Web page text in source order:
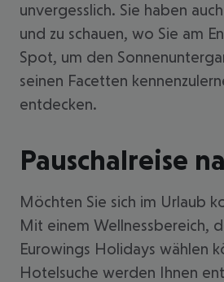
unvergesslich. Sie haben
und zu schauen, wo Sie am
Spot, um den
seinen Facetten
entdecken.
Pauschalreise
Möchten Sie sich im Urlaub
Mit einem Wellnessbereich,
Eurowings Holidays wählen
Hotelsuche werden Ihnen